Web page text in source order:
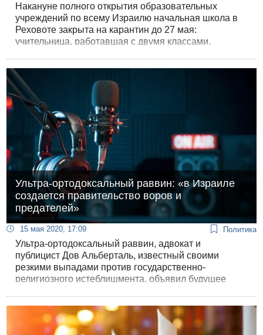
Накануне полного открытия образовательных
учреждений по всему Израилю начальная школа в
Реховоте закрыта на карантин до 27 мая:
учительница, работавшая с двумя классами,
Ультра-ортодоксальный раввин: «в Израиле
создается правительство воров и
предателей»
15 мая 2020, 17:09 Политика
Ультра-ортодоксальный раввин, адвокат и
публицист Дов Альберталь, известный своими
резкими выпадами против государственно-
религиозного истеблишмента, объявил будущее